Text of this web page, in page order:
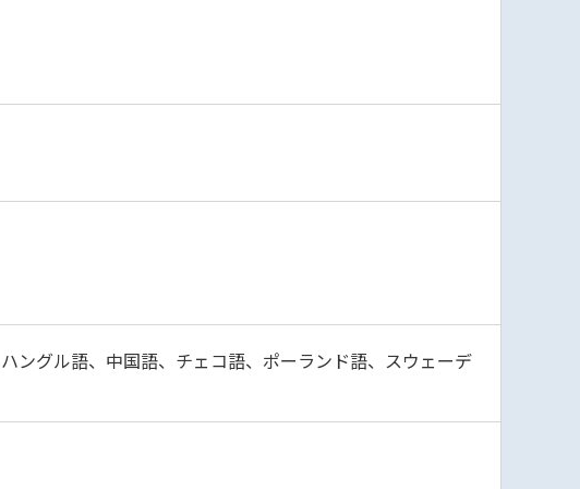
ングル語、中国語、チェコ語、ポーランド語、スウェーデ